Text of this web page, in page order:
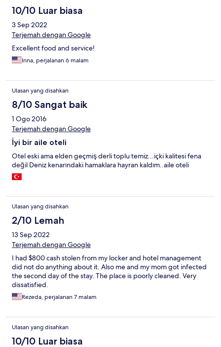
10/10 Luar biasa
3 Sep 2022
Terjemah dengan Google
Excellent food and service!
Inna, perjalanan 6 malam
Ulasan yang disahkan
8/10 Sangat baik
1 Ogo 2016
Terjemah dengan Google
İyi bir aile oteli
Otel eski ama elden geçmiş derli toplu temiz...içki kalitesi fena
değil Deniz kenarındaki hamaklara hayran kaldım..aile oteli
Ulasan yang disahkan
2/10 Lemah
13 Sep 2022
Terjemah dengan Google
I had $800 cash stolen from my locker and hotel management
did not do anything about it. Also me and my mom got infected
the second day of the stay. The place is poorly cleaned. Very
dissatisfied.
Rezeda, perjalanan 7 malam
Ulasan yang disahkan
10/10 Luar biasa